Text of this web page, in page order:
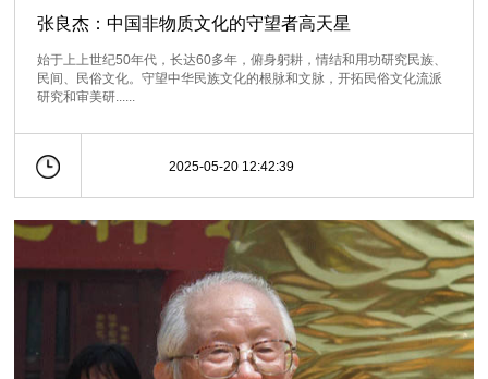
张良杰：中国非物质文化的守望者高天星
始于上上世纪50年代，长达60多年，俯身躬耕，情结和用功研究民族、
民间、民俗文化。守望中华民族文化的根脉和文脉，开拓民俗文化流派
研究和审美研......
2025-05-20 12:42:39